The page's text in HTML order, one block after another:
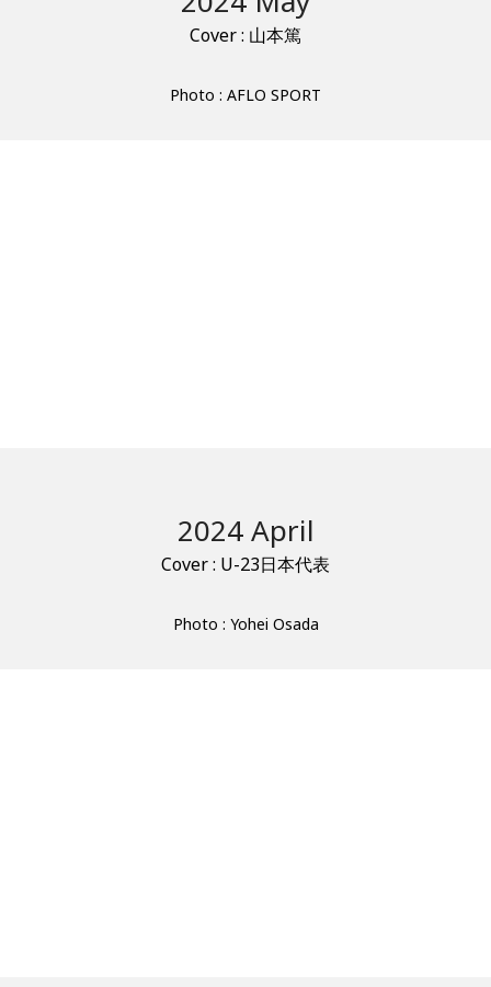
Cover : 山本篤
Photo : AFLO SPORT
2024 April
Cover : U-23日本代表
Photo : Yohei Osada